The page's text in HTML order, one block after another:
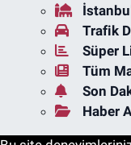
Trafik
Süper
Tüm
Son
Haber